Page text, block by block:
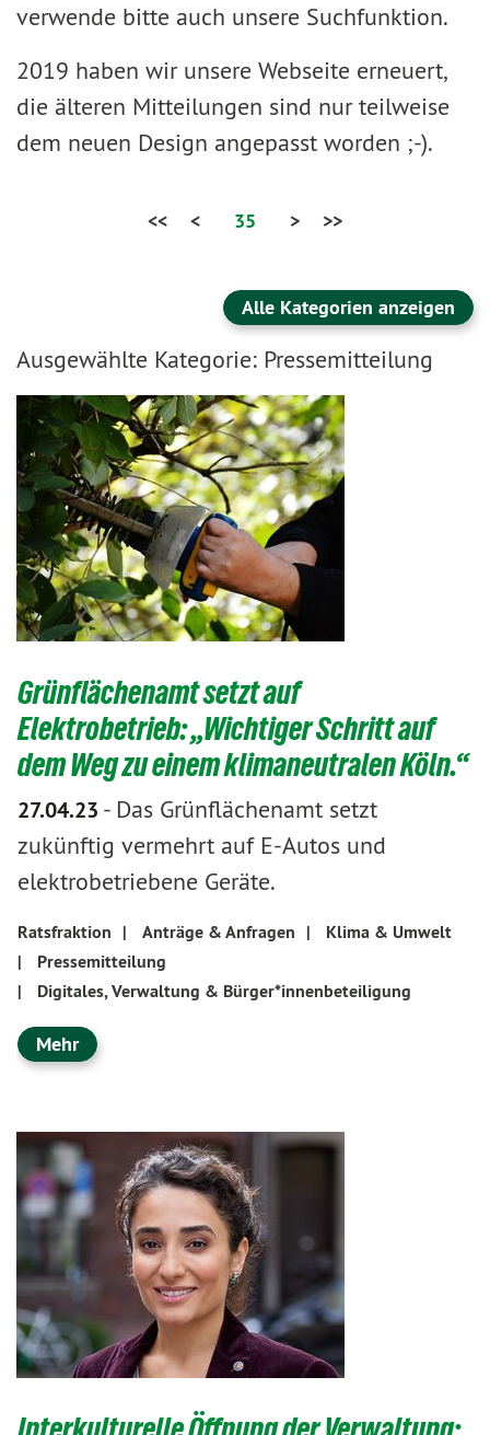
verwende bitte auch unsere Suchfunktion.
2019 haben wir unsere Webseite erneuert,
die älteren Mitteilungen sind nur teilweise
dem neuen Design angepasst worden ;-).
<< < 35 > >>
Alle Kategorien anzeigen
Ausgewählte Kategorie: Pressemitteilung
Grünflächenamt setzt auf
Elektrobetrieb: „Wichtiger Schritt auf
dem Weg zu einem klimaneutralen Köln.“
27.04.23 - Das Grünflächenamt setzt
zukünftig vermehrt auf E-Autos und
elektrobetriebene Geräte.
Ratsfraktion | Anträge & Anfragen |
Klima & Umwelt
|
Pressemitteilung
|
Digitales, Verwaltung & Bürger*innenbeteiligung
Mehr